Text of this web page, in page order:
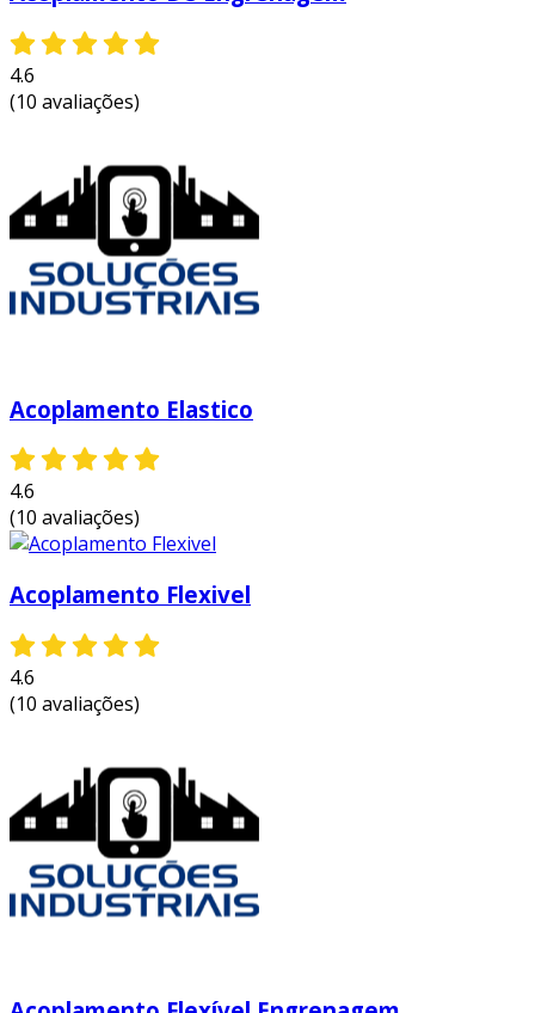
4.6
(10 avaliações)
Acoplamento Elastico
4.6
(10 avaliações)
Acoplamento Flexivel
4.6
(10 avaliações)